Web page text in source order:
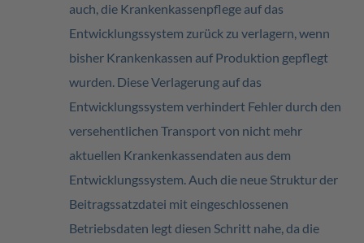
auch, die Krankenkassenpflege auf das
Entwicklungssystem zurück zu verlagern, wenn
bisher Krankenkassen auf Produktion gepflegt
wurden. Diese Verlagerung auf das
Entwicklungssystem verhindert Fehler durch den
versehentlichen Transport von nicht mehr
aktuellen Krankenkassendaten aus dem
Entwicklungssystem. Auch die neue Struktur der
Beitragssatzdatei mit eingeschlossenen
Betriebsdaten legt diesen Schritt nahe, da die